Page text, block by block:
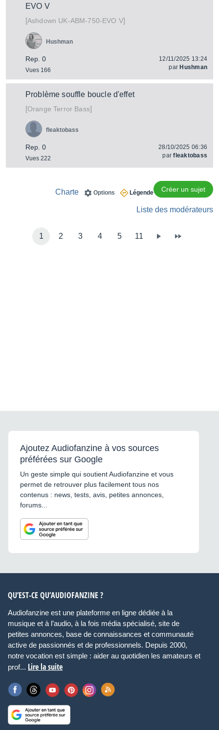
EVO V
[Ashdown UK-ABM-750-EVO V]
Rep. 0
Vues 166
Hushman
12/11/2025 13:24
par Hushman
Problème souffle boucle d'effet
[Orange Terror Bass]
Rep. 0
Vues 222
fleaktobass
28/10/2025 06:36
parfleaktobass
Créer un sujet
Légende
Options
Charte
Liste des modérateurs
1 2 3 4 5 11
Ajoutez Audiofanzine à vos sources
préférées sur Google
Un geste simple qui soutient Audiofanzine et vous
permet de retrouver plus facilement tous nos
contenus : news, tests, avis, petites annonces,
forums...
QU’EST-CE QU’AUDIOFANZINE ?
Audiofanzine est une plateforme en ligne dédiée à la
musique et à l’audio, à la fois média spécialisé, site de
petites annonces, base de connaissances et communauté
active de passionnés et de professionnels. Depuis 2000,
notre vocation est simple : aider au quotidien les amateurs et
prof... Lire la suite